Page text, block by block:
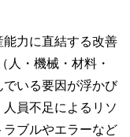
力に直結する改善
人・機械・材料・
いる要因が浮かび
人員不足によるリソ
ブルやエラーなど